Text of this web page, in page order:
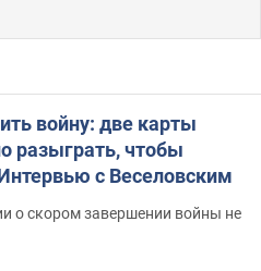
войну: две карты
разыграть, чтобы
с Веселовским
о скором завершении войны не